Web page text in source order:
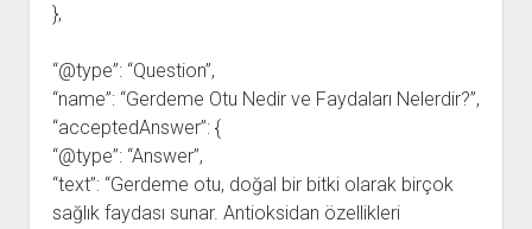
},
“@type”: “Question”,
“name”: “Gerdeme Otu Nedir ve Faydaları Nelerdir?”,
“acceptedAnswer”: {
“@type”: “Answer”,
“text”: “Gerdeme otu, doğal bir bitki olarak birçok
sağlık faydası sunar. Antioksidan özellikleri